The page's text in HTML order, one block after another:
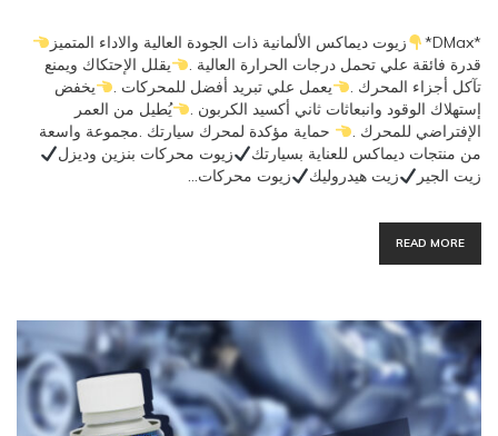
*DMax*
زيوت ديماكس الألمانية ذات الجودة العالية والاداء المتميز
قدرة فائقة علي تحمل درجات الحرارة العالية .
يقلل الإحتكاك ويمنع
تآكل أجزاء المحرك .
يعمل علي تبريد أفضل للمحركات .
يخفض
إستهلاك الوقود وانبعاثات ثاني أكسيد الكربون .
يُطيل من العمر
الإفتراضي للمحرك .
حماية مؤكدة لمحرك سيارتك .مجموعة واسعة
من منتجات ديماكس للعناية بسيارتك
زيوت محركات بنزين وديزل
زيت الجير
زيت هيدروليك زيوت محركات…
READ MORE